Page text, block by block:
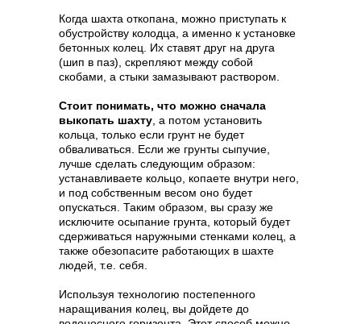
Когда шахта откопана, можно приступать к
обустройству колодца, а именно к установке
бетонных колец. Их ставят друг на друга
(шип в паз), скрепляют между собой
скобами, а стыки замазывают раствором.
Стоит понимать, что можно сначала
выкопать шахту , а потом установить
кольца, только если грунт не будет
обваливаться. Если же грунты сыпучие,
лучше сделать следующим образом:
устанавливаете кольцо, копаете внутри него,
и под собственным весом оно будет
опускаться. Таким образом, вы сразу же
исключите осыпание грунта, который будет
сдерживаться наружными стенками колец, а
также обезопасите работающих в шахте
людей, т.е. себя.
Используя технологию постепенного
наращивания колец, вы дойдете до